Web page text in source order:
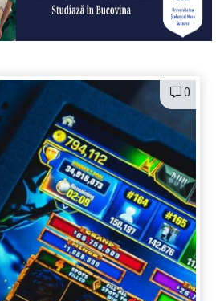
0